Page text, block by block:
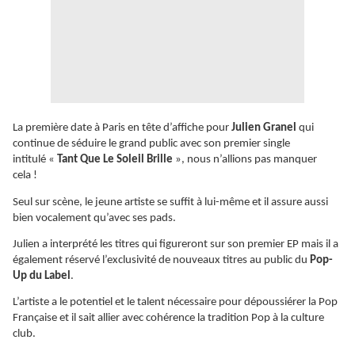
La première date à Paris en tête d’affiche pour Julien Granel qui
continue de séduire le grand public avec son premier single
intitulé « Tant Que Le Soleil Brille », nous n’allions pas manquer
cela !
Seul sur scène, le jeune artiste se suffit à lui-même et il assure aussi
bien vocalement qu’avec ses pads.
Julien a interprété les titres qui figureront sur son premier EP mais il a
également réservé l’exclusivité de nouveaux titres au public du Pop-
Up du Label .
L’artiste a le potentiel et le talent nécessaire pour dépoussiérer la Pop
Française et il sait allier avec cohérence la tradition Pop à la culture
club.